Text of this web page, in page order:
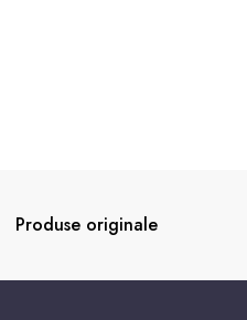
Produse originale